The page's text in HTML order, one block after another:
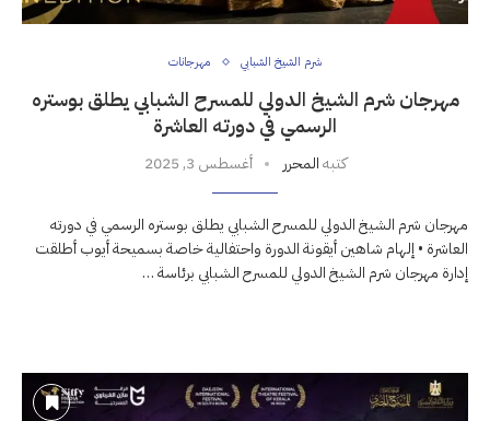
شرم الشيخ الشبابي مهرجانات
مهرجان شرم الشيخ الدولي للمسرح الشبابي يطلق بوستره
الرسمي في دورته العاشرة
كتبهالمحرر أغسطس 3, 2025
مهرجان شرم الشيخ الدولي للمسرح الشبابي يطلق بوستره الرسمي في دورته
العاشرة • إلهام شاهين أيقونة الدورة واحتفالية خاصة بسميحة أيوب أطلقت
إدارة مهرجان شرم الشيخ الدولي للمسرح الشبابي برئاسة …